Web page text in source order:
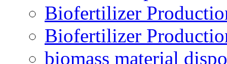
Biofertilizer
Biofertilizer
biomass material